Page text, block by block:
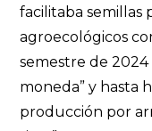
facilitaba semillas
agroecológicos
semestre de
moneda” y hasta
producción por